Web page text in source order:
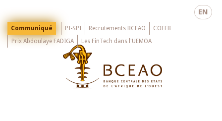
main
EN
Menu
Top
Communiqué PI-SPI Recrutements BCEAO
COFEB
Prix Abdoulaye FADIGA
Les FinTech dans l'UEMOA